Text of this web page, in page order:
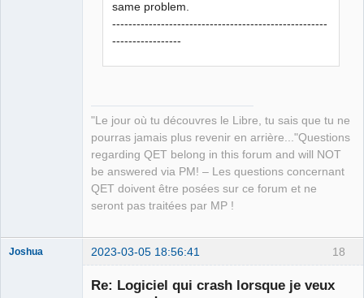
same problem.
-----------------------------------------------------
-----------------
"Le jour où tu découvres le Libre, tu sais que tu ne
pourras jamais plus revenir en arrière..."Questions
regarding QET belong in this forum and will NOT
be answered via PM! – Les questions concernant
QET doivent être posées sur ce forum et ne
seront pas traitées par MP !
18
Joshua 2023-03-05 18:56:41
Re: Logiciel qui crash lorsque je veux